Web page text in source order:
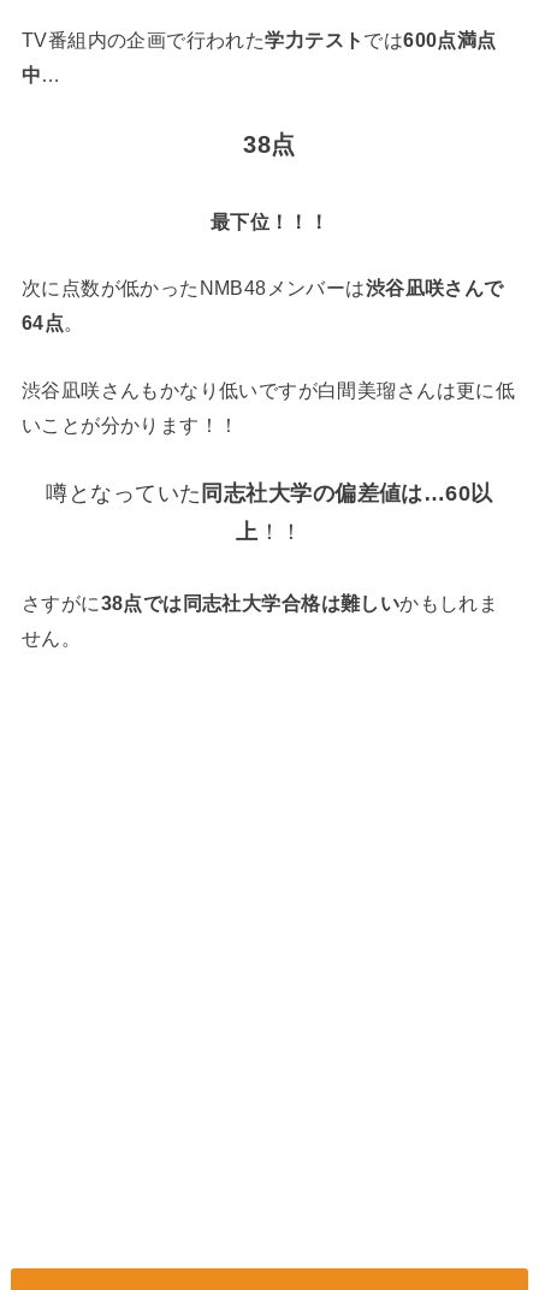
TV番組内の企画で行われた学力テスト では600点満点
中…
38点
最下位！！！
次に点数が低かったNMB48メンバーは渋谷凪咲さんで
64点。
渋谷凪咲さんもかなり低いですが白間美瑠さんは更に低
いことが分かります！！
噂となっていた 同志社大学の偏差値は…60以
上 ！！
さすがに38点では同志社大学合格は難しいかもしれま
せん。